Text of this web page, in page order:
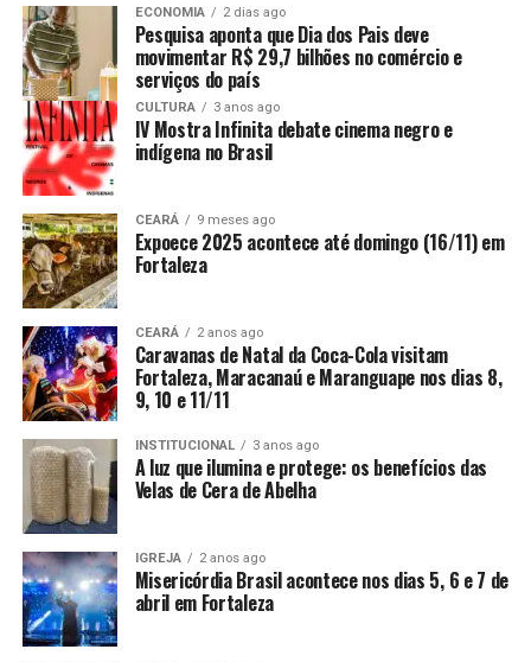
ECONOMIA 2 dias ago
Pesquisa aponta que Dia dos Pais deve
movimentar R$ 29,7 bilhões no comércio e
serviços do país
CULTURA 3 anos ago
IV Mostra Infinita debate cinema negro e
indígena no Brasil
CEARÁ 9 meses ago
Expoece 2025 acontece até domingo (16/11) em
Fortaleza
CEARÁ 2 anos ago
Caravanas de Natal da Coca-Cola visitam
Fortaleza, Maracanaú e Maranguape nos dias 8,
9, 10 e 11/11
INSTITUCIONAL 3 anos ago
A luz que ilumina e protege: os benefícios das
Velas de Cera de Abelha
IGREJA 2 anos ago
Misericórdia Brasil acontece nos dias 5, 6 e 7 de
abril em Fortaleza